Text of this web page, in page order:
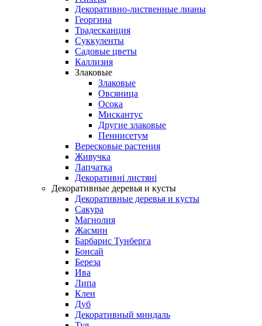
Декоративно-лиственные лианы
Георгина
Традесканция
Суккуленты
Садовые цветы
Каллизия
Злаковые
Злаковые
Овсяница
Осока
Мискантус
Другие злаковые
Пеннисетум
Вересковые растения
Живучка
Лапчатка
Декоративні листяні
Декоративные деревья и кусты
Декоративные деревья и кусты
Сакура
Магнолия
Жасмин
Барбарис Тунберга
Бонсай
Береза
Ива
Липа
Клен
Дуб
Декоративный миндаль